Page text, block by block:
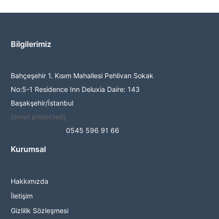
Bilgilerimiz
Bahçeşehir 1. Kısım Mahallesi Pehlivan Sokak
No:5-1 Residence Inn Deluxia Daire: 143
Başakşehir/İstanbul
[email protected]
0545 596 91 66
Kurumsal
Hakkımızda
İletişim
Gizlilik Sözleşmesi